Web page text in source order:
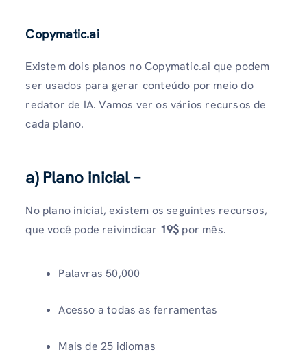
Copymatic.ai
Existem dois planos no Copymatic.ai que podem
ser usados para gerar conteúdo por meio do
redator de IA. Vamos ver os vários recursos de
cada plano.
a) Plano inicial –
No plano inicial, existem os seguintes recursos,
que você pode reivindicar 19$ por mês.
Palavras 50,000
Acesso a todas as ferramentas
Mais de 25 idiomas